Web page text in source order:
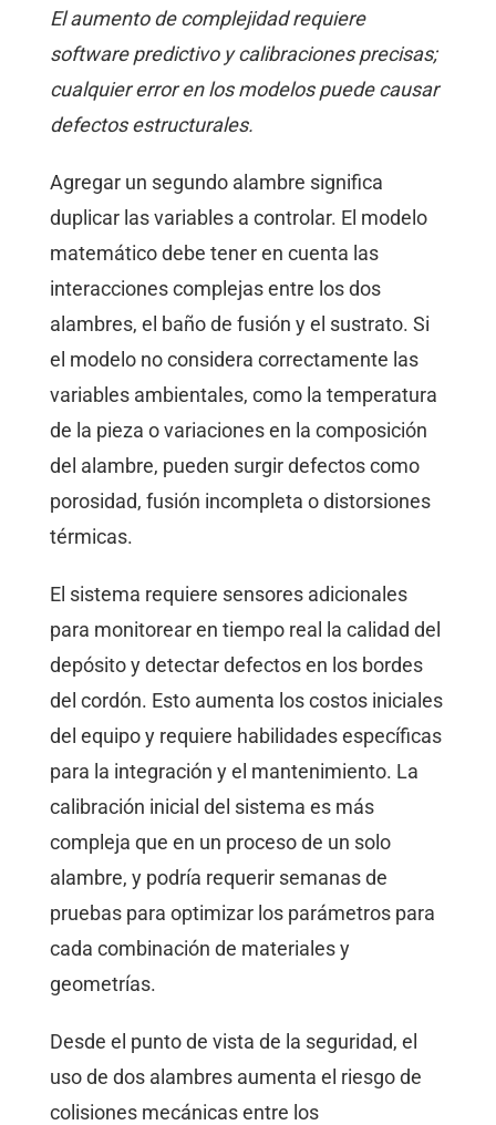
El aumento de complejidad requiere
software predictivo y calibraciones precisas;
cualquier error en los modelos puede causar
defectos estructurales.
Agregar un segundo alambre significa
duplicar las variables a controlar. El modelo
matemático debe tener en cuenta las
interacciones complejas entre los dos
alambres, el baño de fusión y el sustrato. Si
el modelo no considera correctamente las
variables ambientales, como la temperatura
de la pieza o variaciones en la composición
del alambre, pueden surgir defectos como
porosidad, fusión incompleta o distorsiones
térmicas.
El sistema requiere sensores adicionales
para monitorear en tiempo real la calidad del
depósito y detectar defectos en los bordes
del cordón. Esto aumenta los costos iniciales
del equipo y requiere habilidades específicas
para la integración y el mantenimiento. La
calibración inicial del sistema es más
compleja que en un proceso de un solo
alambre, y podría requerir semanas de
pruebas para optimizar los parámetros para
cada combinación de materiales y
geometrías.
Desde el punto de vista de la seguridad, el
uso de dos alambres aumenta el riesgo de
colisiones mecánicas entre los